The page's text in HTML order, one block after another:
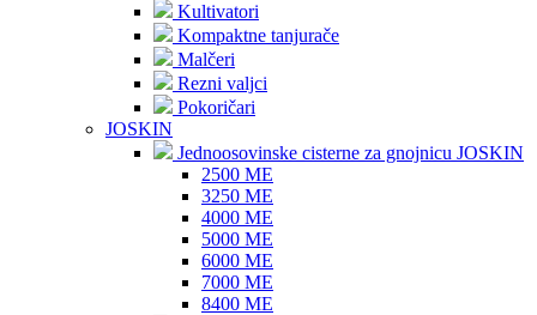
Kultivatori
Kompaktne tanjurače
Malčeri
Rezni valjci
Pokoričari
JOSKIN
Jednoosovinske cisterne za gnojnicu JOSKIN
2500 ME
3250 ME
4000 ME
5000 ME
6000 ME
7000 ME
8400 ME